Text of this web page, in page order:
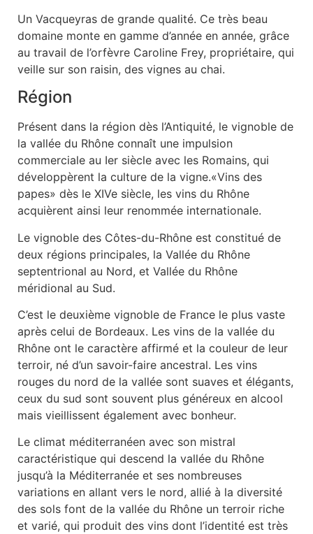
Un Vacqueyras de grande qualité. Ce très beau
domaine monte en gamme d’année en année, grâce
au travail de l’orfèvre Caroline Frey, propriétaire, qui
veille sur son raisin, des vignes au chai.
Région
Présent dans la région dès l’Antiquité, le vignoble de
la vallée du Rhône connaît une impulsion
commerciale au Ier siècle avec les Romains, qui
développèrent la culture de la vigne.«Vins des
papes» dès le XIVe siècle, les vins du Rhône
acquièrent ainsi leur renommée internationale.
Le vignoble des Côtes-du-Rhône est constitué de
deux régions principales, la Vallée du Rhône
septentrional au Nord, et Vallée du Rhône
méridional au Sud.
C’est le deuxième vignoble de France le plus vaste
après celui de Bordeaux. Les vins de la vallée du
Rhône ont le caractère affirmé et la couleur de leur
terroir, né d’un savoir-faire ancestral. Les vins
rouges du nord de la vallée sont suaves et élégants,
ceux du sud sont souvent plus généreux en alcool
mais vieillissent également avec bonheur.
Le climat méditerranéen avec son mistral
caractéristique qui descend la vallée du Rhône
jusqu’à la Méditerranée et ses nombreuses
variations en allant vers le nord, allié à la diversité
des sols font de la vallée du Rhône un terroir riche
et varié, qui produit des vins dont l’identité est très